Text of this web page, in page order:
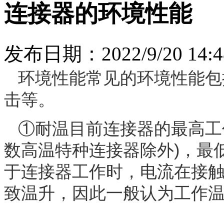
连接器的环境性能
发布日期：2022/9/20
环境性能常见的环境性能
击等。
①耐温目前连接器的最高
数高温特种连接器除外)，最
于连接器工作时，电流在接
致温升，因此一般认为工作